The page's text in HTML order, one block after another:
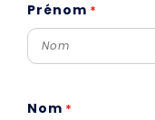
Prénom *
Nom *